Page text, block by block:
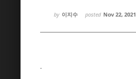
by 이지수 posted Nov 22, 2021
.
치북5
치북5